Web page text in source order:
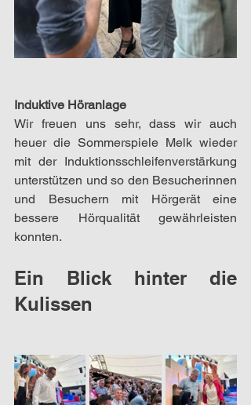
Induktive Höranlage
Wir freuen uns sehr, dass wir auch
heuer die Sommerspiele Melk wieder
mit der Induktionsschleifenverstärkung
unterstützen und so den Besucherinnen
und Besuchern mit Hörgerät eine
bessere Hörqualität gewährleisten
konnten.
Ein Blick hinter die
Kulissen